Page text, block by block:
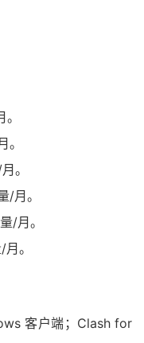
。
/月。
/月。
。
客户端；Clash for